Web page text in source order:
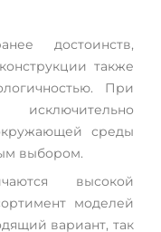
достоинств,
также
При
исключительно
среды
выбором.
высокой
моделей
вариант, так